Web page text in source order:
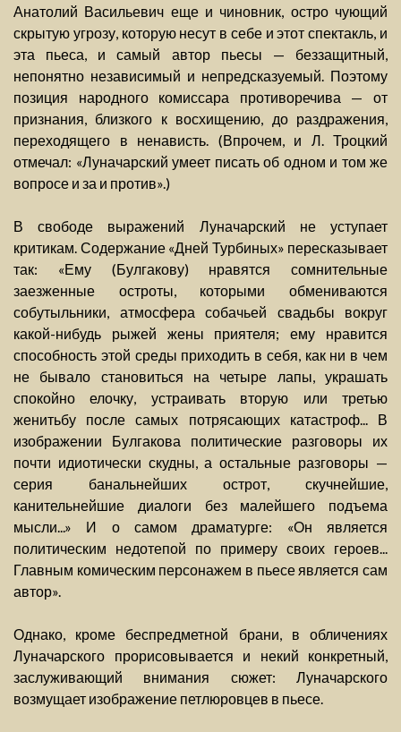
Анатолий Васильевич еще и чиновник, остро чующий
скрытую угрозу, которую несут в себе и этот спектакль, и
эта пьеса, и самый автор пьесы — беззащитный,
непонятно независимый и непредсказуемый. Поэтому
позиция народного комиссара противоречива — от
признания, близкого к восхищению, до раздражения,
переходящего в ненависть. (Впрочем, и Л. Троцкий
отмечал: «Луначарский умеет писать об одном и том же
вопросе и за и против».)
В свободе выражений Луначарский не уступает
критикам. Содержание «Дней Турбиных» пересказывает
так: «Ему (Булгакову) нравятся сомнительные
заезженные остроты, которыми обмениваются
собутыльники, атмосфера собачьей свадьбы вокруг
какой-нибудь рыжей жены приятеля; ему нравится
способность этой среды приходить в себя, как ни в чем
не бывало становиться на четыре лапы, украшать
спокойно елочку, устраивать вторую или третью
женитьбу после самых потрясающих катастроф... В
изображении Булгакова политические разговоры их
почти идиотически скудны, а остальные разговоры —
серия банальнейших острот, скучнейшие,
канительнейшие диалоги без малейшего подъема
мысли...» И о самом драматурге: «Он является
политическим недотепой по примеру своих героев...
Главным комическим персонажем в пьесе является сам
автор».
Однако, кроме беспредметной брани, в обличениях
Луначарского прорисовывается и некий конкретный,
заслуживающий внимания сюжет: Луначарского
возмущает изображение петлюровцев в пьесе.